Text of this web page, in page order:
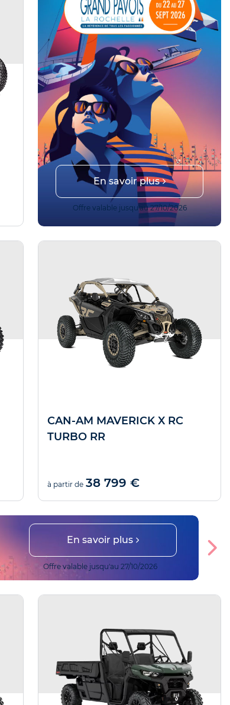
En savoir plus
Offre valable jusqu'au 27/10/2026
CAN-AM MAVERICK X RC
TURBO RR
à partir de 38 799 €
En savoir plus
Offre valable jusqu'au 27/10/2026